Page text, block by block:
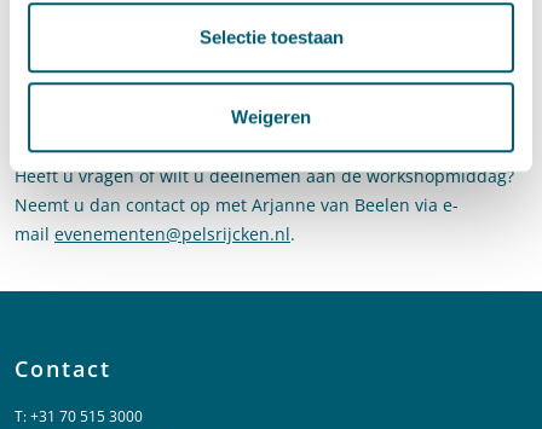
Selectie toestaan
Weigeren
16.00 uur - Lessons learned uit de workshops
16.30 uur - Juridische vragen in de praktijk
Heeft u vragen of wilt u deelnemen aan de workshopmiddag?
Neemt u dan contact op met Arjanne van Beelen via e-
mail evenementen@pelsrijcken.nl.
Contact
T:+31 70 515 3000